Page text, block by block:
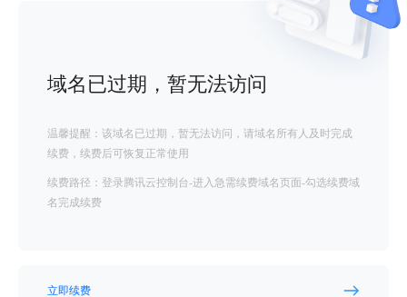
域名已过期，暂无法访问
温馨提醒：该域名已过期，暂无法访问，请域名所有人及时完成
续费，续费后可恢复正常使用
续费路径：登录腾讯云控制台-进入急需续费域名页面-勾选续费域
名完成续费
立即续费